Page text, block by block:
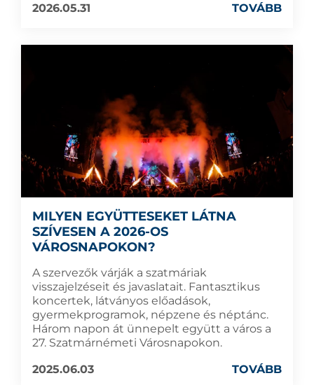
2026.05.31
TOVÁBB
MILYEN EGYÜTTESEKET LÁTNA
SZÍVESEN A 2026-OS
VÁROSNAPOKON?
A szervezők várják a szatmáriak
visszajelzéseit és javaslatait. Fantasztikus
koncertek, látványos előadások,
gyermekprogramok, népzene és néptánc.
Három napon át ünnepelt együtt a város a
27. Szatmárnémeti Városnapokon.
2025.06.03
TOVÁBB